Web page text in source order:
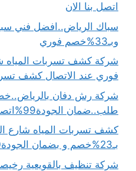
اتصل بنا الان
وبـ33%خصم فوري
فوري عند الاتصال كشف تسربات
طلب..ضمان الجودة99%اتصل بنا
كشف تسربات المياه شارع
بـ23%خصم و بضمان الجودة100% اتصل الان